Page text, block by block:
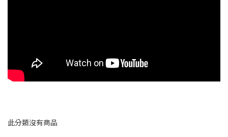
此分類沒有商品